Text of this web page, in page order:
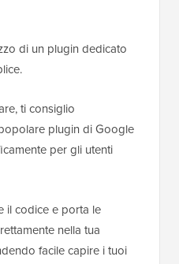
di un plugin dedicato
ti consiglio
plugin di Google
per gli utenti
il codice e porta le
nella tua
facile capire i tuoi